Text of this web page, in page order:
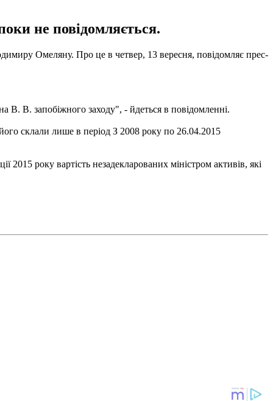
не повідомляється.
Омеляну. Про це в четвер, 13 вересня, повідомляє прес-
В. запобіжного заходу", - йдеться в повідомленні.
склали лише в період З 2008 року по 26.04.2015
2015 року вартість незадекларованих міністром активів, які